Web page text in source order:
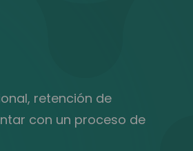
retención de
con un proceso de